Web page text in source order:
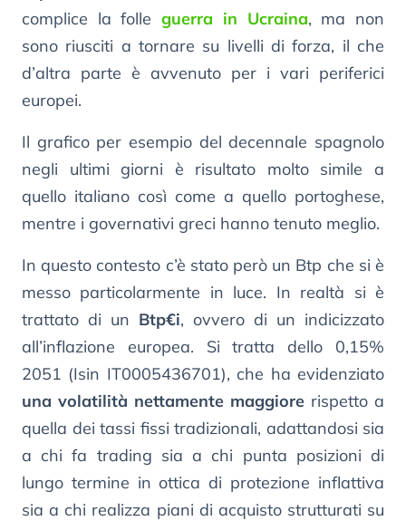
complice la folleguerra in Ucraina, ma non
sono riusciti a tornare su livelli di forza, il che
d’altra parte è avvenuto per i vari periferici
europei.
Il grafico per esempio del decennale spagnolo
negli ultimi giorni è risultato molto simile a
quello italiano così come a quello portoghese,
mentre i governativi greci hanno tenuto meglio.
In questo contesto c’è stato però un Btp che si è
messo particolarmente in luce. In realtà si è
trattato di un Btp€i, ovvero di un indicizzato
all’inflazione europea. Si tratta dello 0,15%
2051 (Isin IT0005436701), che ha evidenziato
una volatilità nettamente maggiore rispetto a
quella dei tassi fissi tradizionali, adattandosi sia
a chi fa trading sia a chi punta posizioni di
lungo termine in ottica di protezione inflattiva
sia a chi realizza piani di acquisto strutturati su